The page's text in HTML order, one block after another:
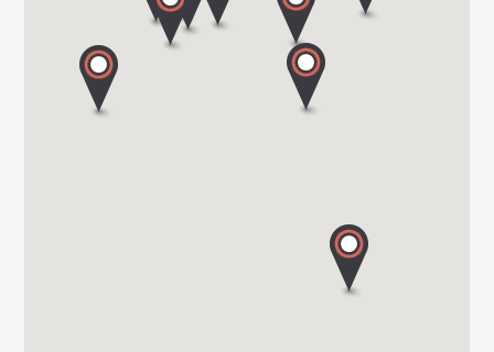
20080 OZZERO - MI
Tel. 0039 02 94 004 141